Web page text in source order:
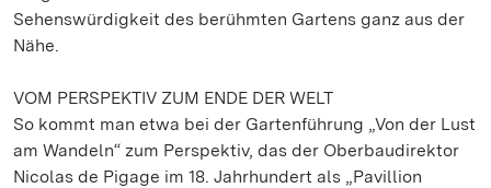
Sehenswürdigkeit des berühmten Gartens ganz aus der
Nähe.
VOM PERSPEKTIV ZUM ENDE DER WELT
So kommt man etwa bei der Gartenführung „Von der Lust
am Wandeln“ zum Perspektiv, das der Oberbaudirektor
Nicolas de Pigage im 18. Jahrhundert als „Pavillion